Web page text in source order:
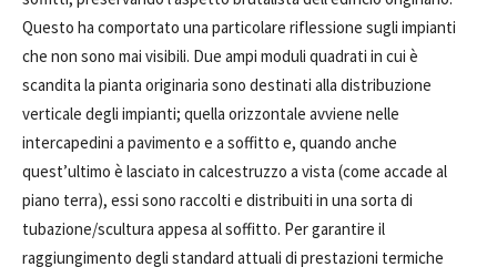
Questo ha comportato una particolare riflessione sugli impianti
che non sono mai visibili. Due ampi moduli quadrati in cui è
scandita la pianta originaria sono destinati alla distribuzione
verticale degli impianti; quella orizzontale avviene nelle
intercapedini a pavimento e a soffitto e, quando anche
quest’ultimo è lasciato in calcestruzzo a vista (come accade al
piano terra), essi sono raccolti e distribuiti in una sorta di
tubazione/scultura appesa al soffitto. Per garantire il
raggiungimento degli standard attuali di prestazioni termiche